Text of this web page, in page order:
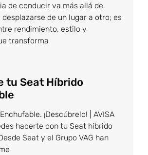
de conducir va más allá de
de un lugar a otro; es
rendimiento, estilo y
transforma
tu Seat Híbrido
¡Descúbrelo! | AVISA
hacerte con tu Seat híbrido
Seat y el Grupo VAG han